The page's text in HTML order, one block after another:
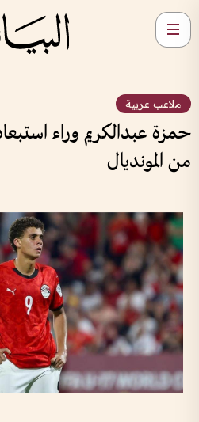
ملاعب عربية
حمزة عبدالكريم وراء
من المونديال